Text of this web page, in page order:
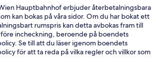
Hauptbahnhof erbjuder återbetalningsbara
kan bokas på våra sidor. Om du har bokat ett
rumspris kan detta avbokas fram till
incheckning, beroende på boendets
Se till att du läser igenom boendets
för att ta reda på vilka regler och villkor som